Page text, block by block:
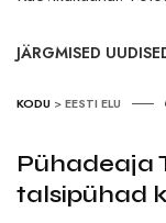
JÄRGMISED
KODU >EESTI ELU
Pühadeaja
talsipühad